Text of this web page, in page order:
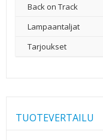
Back on Track
Lampaantaljat
Tarjoukset
TUOTEVERTAILU